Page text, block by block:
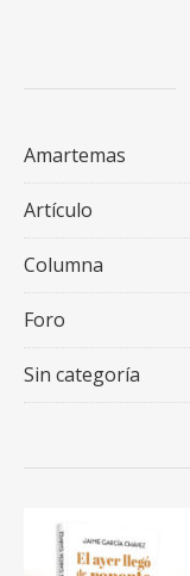
Amartemas
Artículo
Columna
Foro
Sin categoría